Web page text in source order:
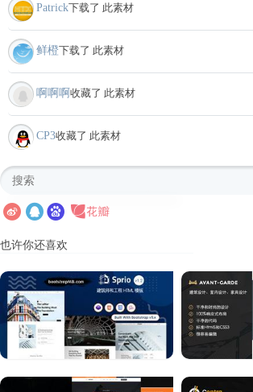
Patrick下载了 此素材
鲜橙下载了 此素材
啊啊啊 收藏了 此素材
CP3收藏了 此素材
也许你还喜欢